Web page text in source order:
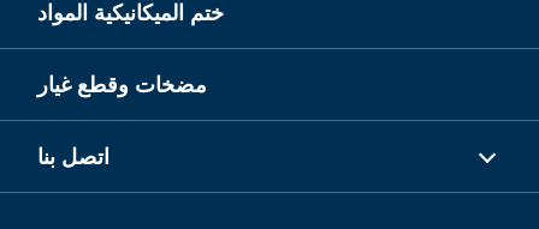
ختم الميكانيكية المواد
مضخات وقطع غيار
اتصل بنا